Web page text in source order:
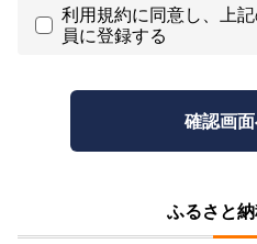
利用規約に同意し、上
員に登録する
ふるさと